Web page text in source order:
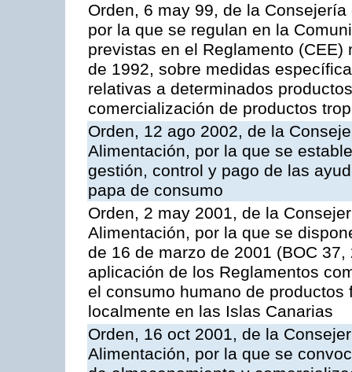
Orden, 6 may 99, de la
por la que se regulan en la
previstas en el Reglamento
de 1992, sobre medidas
relativas a determinados
comercialización de productos
Orden, 12 ago 2002, de la
Alimentación, por la que se
gestión, control y pago de las
papa de consumo
Orden, 2 may 2001, de la
Alimentación, por la que se
de 16 de marzo de 2001 (BOC
aplicación de los Reglamentos
el consumo humano de
localmente en las Islas Canarias
Orden, 16 oct 2001, de la
Alimentación, por la que se